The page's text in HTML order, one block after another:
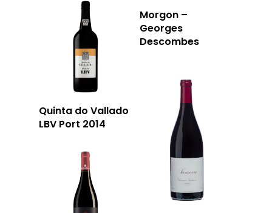
Morgon –
Georges
Descombes
Quinta do Vallado
LBV Port 2014